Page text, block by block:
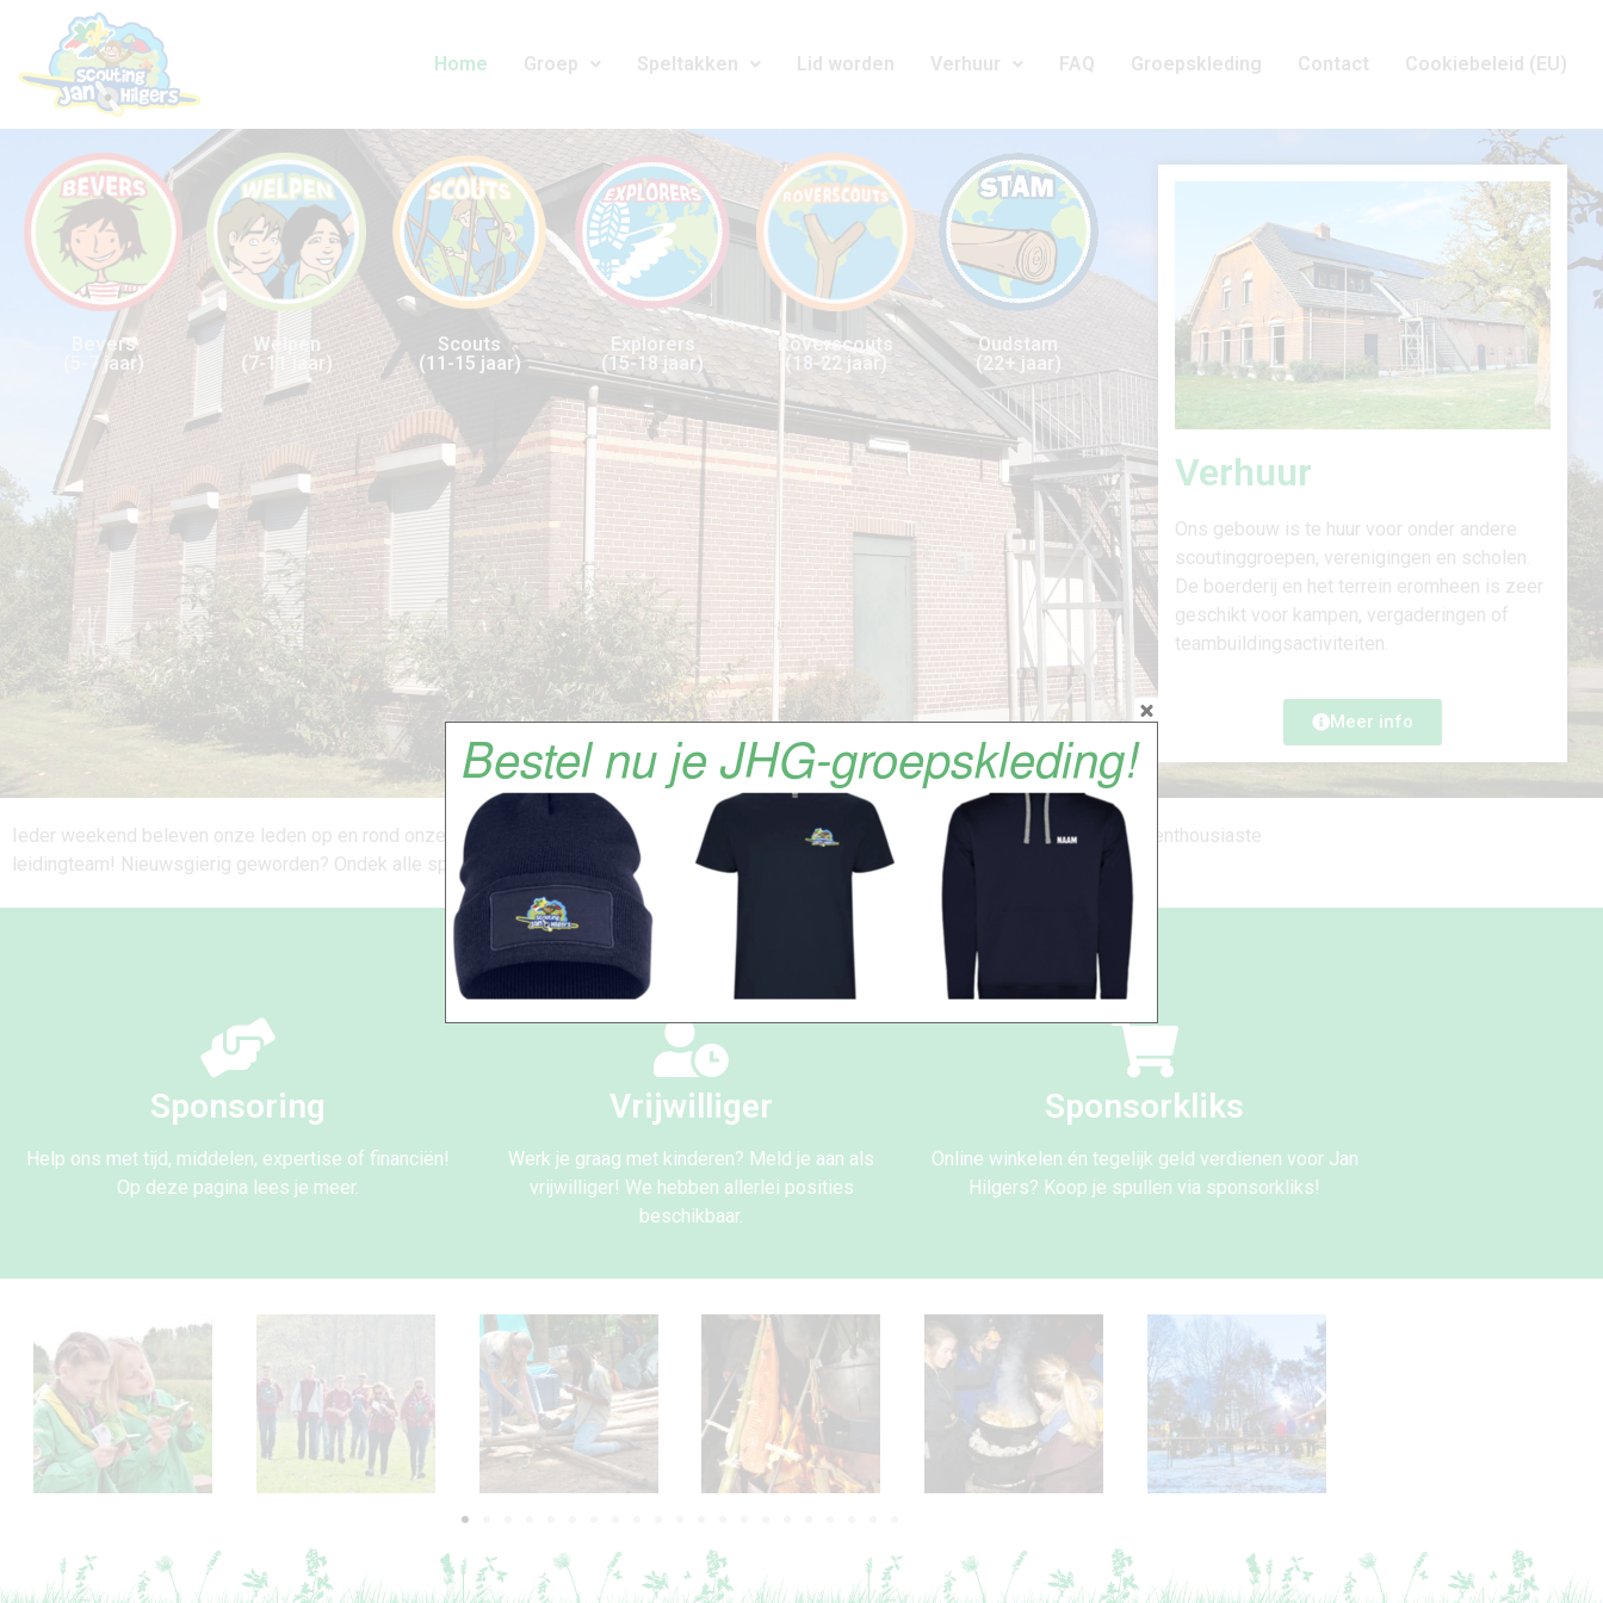
Home Groep Speltakken Lid worden Verhuur FAQ Groepskleding Contact Cookiebeleid (EU)
Bevers
(5-7 jaar)
Welpen
(7-11 jaar)
Scouts
(11-15 jaar)
Explorers
(15-18 jaar)
Roverscouts
(18-22 jaar)
Oudstam
(22+ jaar)
Verhuur
Ons gebouw is te huur voor onder andere
scoutinggroepen, verenigingen en scholen.
De boerderij en het terrein eromheen is zeer
geschikt voor kampen, vergaderingen of
teambuildingsactiviteiten.
Meer info
Ieder weekend beleven onze leden op en rond onze boerderij in Ede het scoutingavontuur. Ze worden daarmee geholpen door ons super-enthousiaste
leidingteam! Nieuwsgierig geworden? Ondek alle speltakken en activiteiten op de site, of kom gewoon een keer kijken. Tot gauw!
Help Scouting Jan Hilgers
Sponsoring
Help ons met tijd, middelen, expertise of financiën!
Op deze pagina lees je meer.
Vrijwilliger
Werk je graag met kinderen? Meld je aan als
vrijwilliger! We hebben allerlei posities
beschikbaar.
Sponsorkliks
Online winkelen én tegelijk geld verdienen voor Jan
Hilgers? Koop je spullen via sponsorkliks!